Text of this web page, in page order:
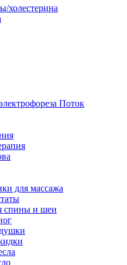
холестерина
Поток
для массажа
спины и шеи